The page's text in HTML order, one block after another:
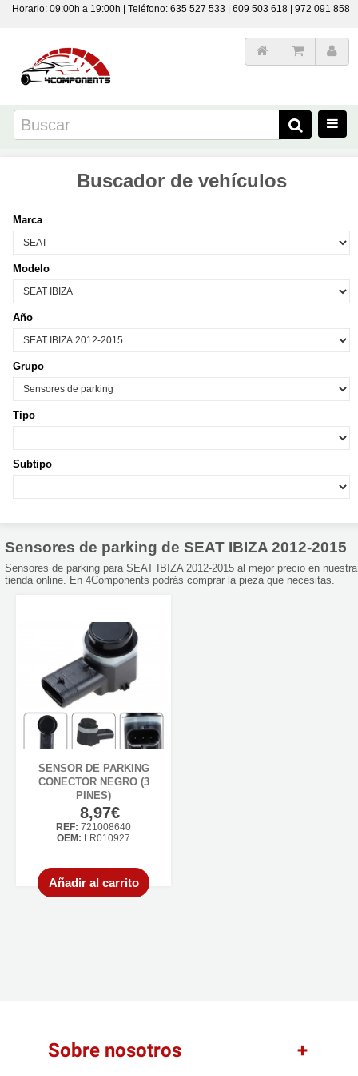
Horario: 09:00h a 19:00h | Teléfono: 635 527 533 | 609 503 618 | 972 091 858
Buscador de vehículos
Marca
Modelo
Año
Grupo
Tipo
Subtipo
Sensores de parking de SEAT IBIZA 2012-2015
Sensores de parking para SEAT IBIZA 2012-2015 al mejor precio en nuestra
tienda online. En 4Components podrás comprar la pieza que necesitas.
SENSOR DE PARKING
CONECTOR NEGRO (3
PINES)
8,97€
REF: 721008640
OEM: LR010927
Añadir al carrito
Sobre nosotros